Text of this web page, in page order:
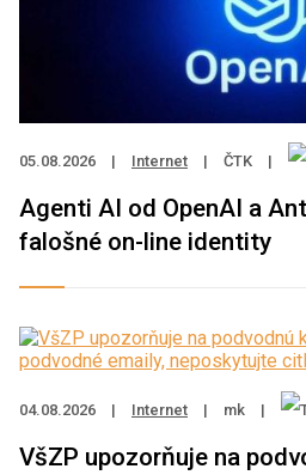
05.08.2026 | Internet | ČTK |
Agenti AI od OpenAI a
falošné on-line identity
04.08.2026 | Internet | mk |
VšZP upozorňuje na